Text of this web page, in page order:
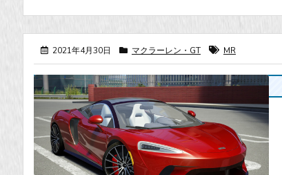
2021年4月30日 マクラーレン・GT MR